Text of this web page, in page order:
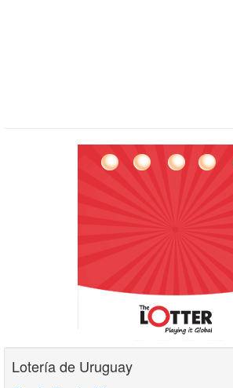
Lotería de Uruguay